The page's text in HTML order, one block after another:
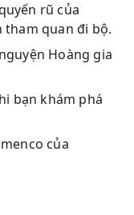
rũ của
quan đi bộ.
Hoàng gia
bạn khám phá
của